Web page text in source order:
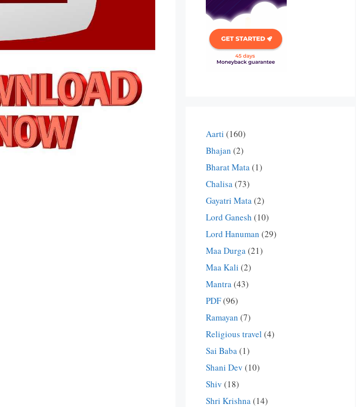
Aarti (160)
Bhajan (2)
Bharat Mata(1)
Chalisa(73)
Gayatri Mata(2)
Lord Ganesh (10)
Lord Hanuman (29)
Maa Durga(21)
Maa Kali (2)
Mantra(43)
PDF(96)
Ramayan (7)
Religious travel (4)
Sai Baba(1)
Shani Dev (10)
Shiv (18)
Shri Krishna(14)